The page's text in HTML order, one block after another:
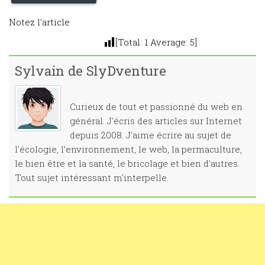
Notez l'article
[Total: 1 Average: 5]
Sylvain de SlyDventure
Curieux de tout et passionné du web en
général. J'écris des articles sur Internet
depuis 2008. J'aime écrire au sujet de
l'écologie, l’environnement, le web, la permaculture,
le bien être et la santé, le bricolage et bien d'autres.
Tout sujet intéressant m'interpelle.